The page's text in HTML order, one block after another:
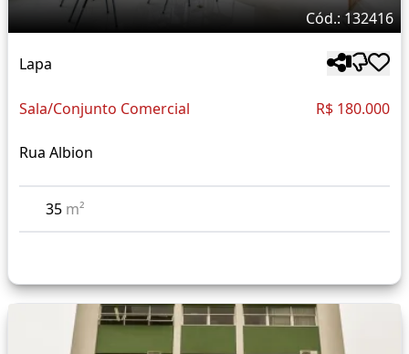
Cód.: 132416
Lapa
Sala/Conjunto Comercial R$ 180.000
Rua Albion
35 m²